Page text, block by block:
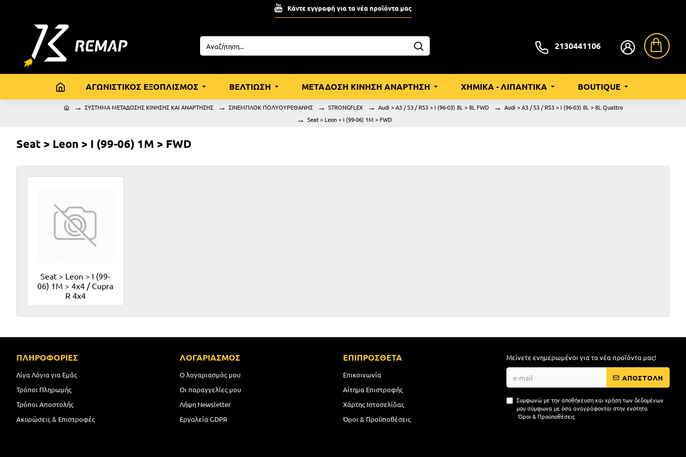
Κάντε εγγραφή για τα νέα προϊόντα μας
2130441106
ΑΓΩΝΙΣΤΙΚΟΣ ΕΞΟΠΛΙΣΜΟΣ ΒΕΛΤΙΩΣΗ ΜΕΤΑΔΟΣΗ ΚΙΝΗΣΗ ΑΝΑΡΤΗΣΗ ΧΗΜΙΚΑ - ΛΙΠΑΝΤΙΚΑ BOUTIQUE
ΣΥΣΤΗΜΑ ΜΕΤΑΔΟΣΗΣ ΚΙΝΗΣΗΣ ΚΑΙ ΑΝΑΡΤΗΣΗΣ ΣΙΝΕΜΠΛΟΚ ΠΟΛΥΟΥΡΕΘΑΝΗΣ STRONGFLEX Audi > A3 / S3 / RS3 > I (96-03) 8L > 8L FWD
Audi > A3 / S3 / RS3 > I (96-03) 8L > 8L Quattro
Seat > Leon > I (99-06) 1M > FWD
Seat > Leon > I (99-06) 1M > FWD
Seat > Leon > I (99-
06) 1M > 4x4 / Cupra
R 4x4
ΠΛΗΡΟΦΟΡΙΕΣ
Λίγα Λόγια για Εμάς
Τρόποι Πληρωμής
Τρόποι Αποστολής
Ακυρώσεις & Επιστροφές
ΛΟΓΑΡΙΑΣΜΟΣ
Ο λογαριασμός μου
Οι παραγγελίες μου
Λήψη Newsletter
Εργαλεία GDPR
ΕΠΙΠΡΟΣΘΕΤΑ
Επικοινωνία
Αίτημα Επιστροφής
Χάρτης Ιστοσελίδας
Όροι & Προϋποθέσεις
Μείνετε ενημερωμένοι για τα νέα προϊόντα μας!
ΑΠΟΣΤΟΛΗ
Συμφωνώ με την αποθήκευση και χρήση των δεδομένων
μου σύμφωνα με όσα αναγράφονται στην ενότητα
Όροι & Προϋποθέσεις